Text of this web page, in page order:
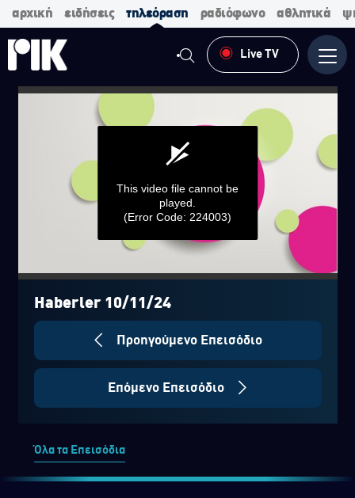
αρχική ειδήσεις τηλεόραση ραδιόφωνο αθλητικά
Live TV
0
seconds
seconds
This video file cannot be
played.
(Error Code: 224003)
Haberler 10/11/24
Προηγούμενο Επεισόδιο
Επόμενο Επεισόδιο
Όλα τα Επεισόδια